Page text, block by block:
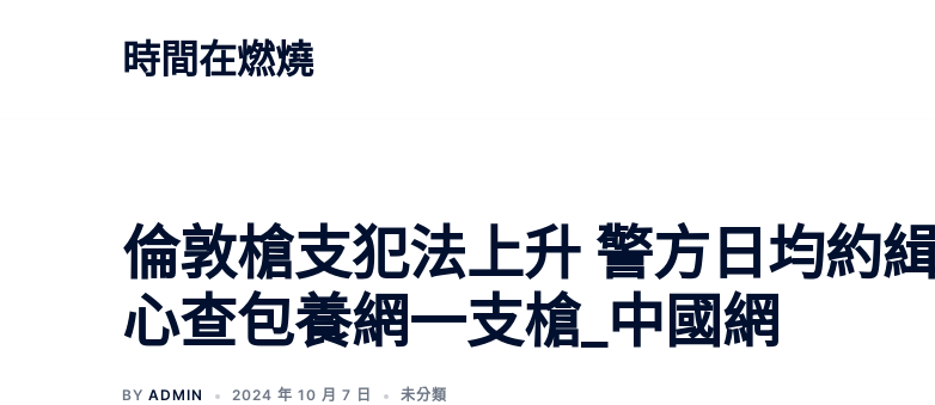
時間在燃燒
倫敦槍支犯法上升 警方日均約
心查包養網一支槍_中國網
BY ADMIN 2024 年 10 月 7 日 未分類